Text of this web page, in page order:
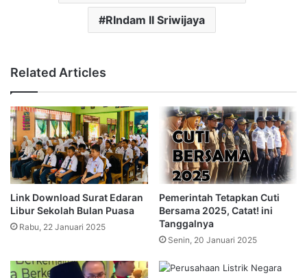
RIndam II Sriwijaya
Related Articles
Link Download Surat Edaran
Libur Sekolah Bulan Puasa
Rabu, 22 Januari 2025
Pemerintah Tetapkan Cuti
Bersama 2025, Catat! ini
Tanggalnya
Senin, 20 Januari 2025